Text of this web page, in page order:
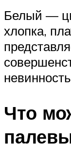
Белый —
хлопка,
Что